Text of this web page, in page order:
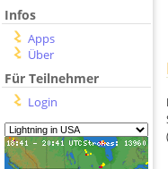
Infos
Apps
Über
Für Teilnehmer
Login